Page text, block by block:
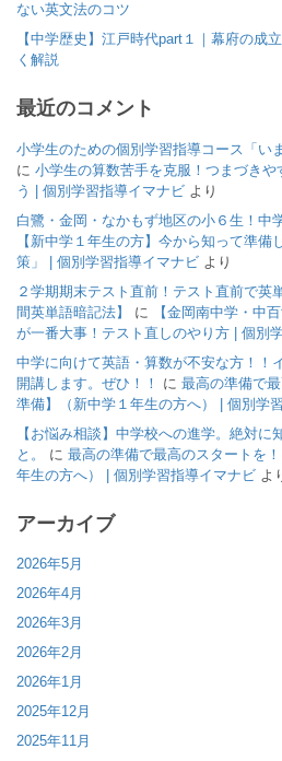
ない英文法のコツ
【中学歴史】江戸時代part１｜幕府の成
く解説
最近のコメント
小学生のための個別学習指導コース「い
に 小学生の算数苦手を克服！つまづき
う | 個別学習指導イマナビ より
白鷺・金岡・なかもず地区の小６生！中
【新中学１年生の方】今から知って準
策」 | 個別学習指導イマナビ より
２学期期末テスト直前！テスト直前で英
間英単語暗記法】
に
【金岡南中学・中
が一番大事！テスト直しのやり方 | 個別
中学に向けて英語・算数が不安な方！！
開講します。ぜひ！！
に 最高の準備で
準備】（新中学１年生の方へ） | 個別学
【お悩み相談】中学校への進学。絶対に
と。
に 最高の準備で最高のスタートを
年生の方へ） | 個別学習指導イマナビ よ
アーカイブ
2026年5月
2026年4月
2026年3月
2026年2月
2026年1月
2025年12月
2025年11月